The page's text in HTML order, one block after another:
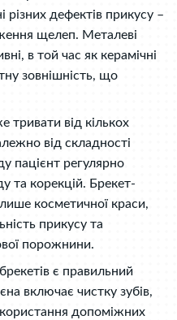
різних дефектів прикусу –
щелеп. Металеві
в той час як керамічні
зовнішність, що
тривати від кількох
від складності
пацієнт регулярно
та корекцій. Брекет-
косметичної краси,
прикусу та
порожнини.
є правильний
включає чистку зубів,
допоміжних